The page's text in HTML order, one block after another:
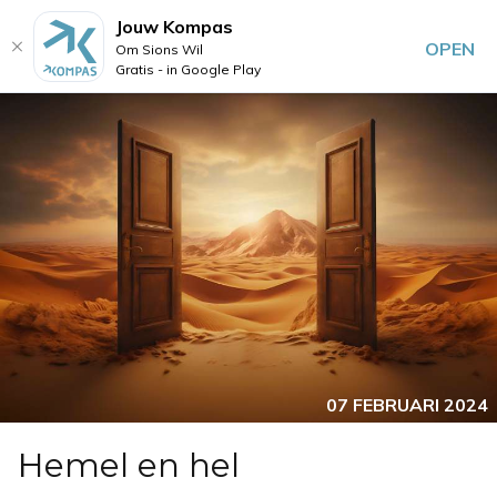
07 FEBRUARI 2024
Hemel en hel
Jouw Kompas
Om Sions Wil
Gratis - in Google Play
OPEN